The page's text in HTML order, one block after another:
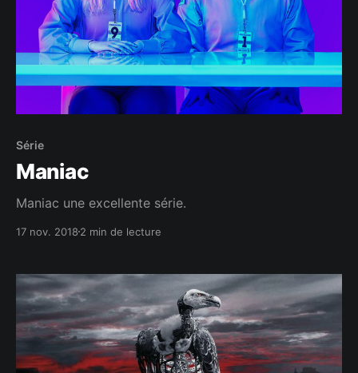
Série
Maniac
Maniac une excellente série.
17 nov. 2018 2 min de lecture